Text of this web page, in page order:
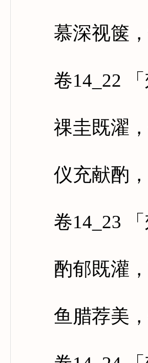
慕深视箧，
卷14_22 「
祼圭既濯，
仪充献酌，
卷14_23 「
酌郁既灌，
鱼腊荐美，